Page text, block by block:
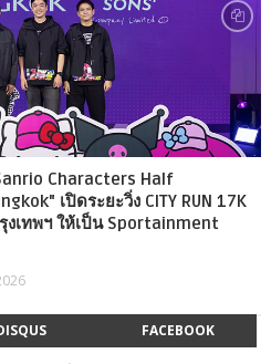
Characters Half
เปิดระยะวิ่ง CITY RUN 17K
เทพฯ ให้เป็น Sportainment
FACEBOOK